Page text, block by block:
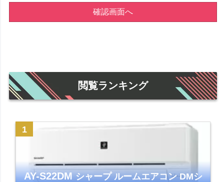
確認画面へ
閲覧ランキング
AY-S22DMシャープ ルームエアコン DMシ